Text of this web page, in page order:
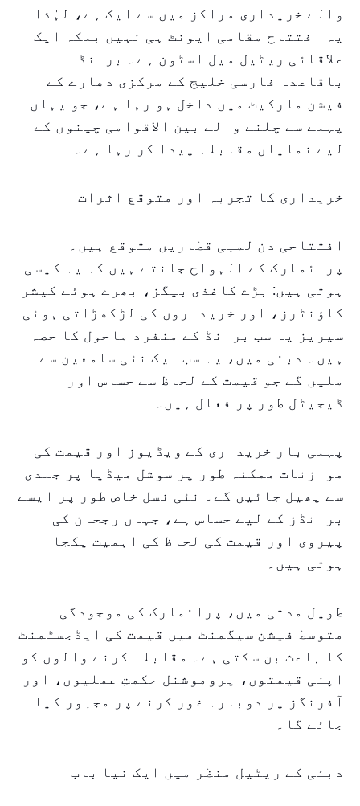
والے خریداری مراکز میں سے ایک ہے، لہٰذا
یہ افتتاح مقامی ایونٹ ہی نہیں بلکہ ایک
علاقائی ریٹیل میل اسٹون ہے۔ برانڈ
باقاعدہ فارسی خلیج کے مرکزی دھارے کے
فیشن مارکیٹ میں داخل ہو رہا ہے، جو یہاں
پہلے سے چلنے والے بین الاقوامی چینوں کے
لیے نمایاں مقابلہ پیدا کر رہا ہے۔
خریداری کا تجربہ اور متوقع اثرات
افتتاحی دن لمبی قطاریں متوقع ہیں۔
پرائمارک کے الہواح جانتے ہیں کہ یہ کیسی
ہوتی ہیں: بڑے کاغذی بیگز، بھرے ہوئے کیشر
کاؤنٹرز، اور خریداروں کی لڑکھڑاتی ہوئی
سیریز یہ سب برانڈ کے منفرد ماحول کا حصہ
ہیں۔ دبئی میں، یہ سب ایک نئی سامعین سے
ملیں گے جو قیمت کے لحاظ سے حساس اور
ڈیجیٹل طور پر فعال ہیں۔
پہلی بار خریداری کے ویڈیوز اور قیمت کی
موازنات ممکنہ طور پر سوشل میڈیا پر جلدی
سے پھیل جائیں گے۔ نئی نسل خاص طور پر ایسے
برانڈز کے لیے حساس ہے، جہاں رجحان کی
پیروی اور قیمت کی لحاظ کی اہمیت یکجا
ہوتی ہیں۔
طویل مدتی میں، پرائمارک کی موجودگی
متوسط فیشن سیگمنٹ میں قیمت کی ایڈجسٹمنٹ
کا باعث بن سکتی ہے۔ مقابلہ کرنے والوں کو
اپنی قیمتوں، پروموشنل حکمتِ عملیوں، اور
آفرنگز پر دوبارہ غور کرنے پر مجبور کیا
جائے گا۔
دبئی کے ریٹیل منظر میں ایک نیا باب